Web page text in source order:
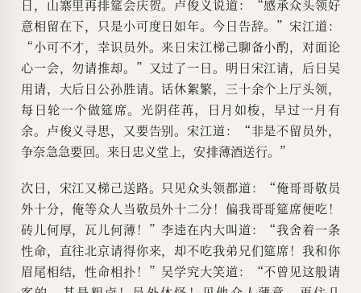
日，山寨里再排筵会庆贺。卢俊义说道：“感承众头领好
意相留在下，只是小可度日如年。今日告辞。”宋江道：
“小可不才，幸识员外。来日宋江梯己聊备小酌，对面论
心一会，勿请推却。”又过了一日。明日宋江请，后日吴
用请，大后日公孙胜请。话休絮繁，三十余个上厅头领，
每日轮一个做筵席。光阴荏苒，日月如梭，早过一月有
余。卢俊义寻思，又要告别。宋江道：“非是不留员外，
争奈急急要回。来日忠义堂上，安排薄酒送行。”
次日，宋江又梯己送路。只见众头领都道：“俺哥哥敬员
外十分，俺等众人当敬员外十二分！偏我哥哥筵席便吃！
砖儿何厚，瓦儿何薄！”李逵在内大叫道：“我舍着一条
性命，直往北京请得你来，却不吃我弟兄们筵席！我和你
眉尾相结，性命相扑！”吴学究大笑道：“不曾见这般请